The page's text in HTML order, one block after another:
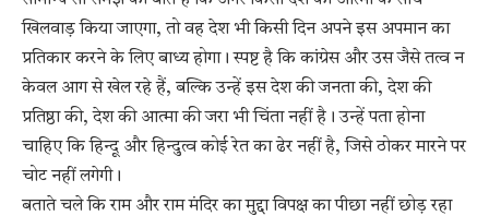
खिलवाड़ किया जाएगा, तो वह देश भी किसी दिन अपने इस अपमान का
प्रतिकार करने के लिए बाध्य होगा। स्पष्ट है कि कांग्रेस और उस जैसे तत्व न
केवल आग से खेल रहे हैं, बल्कि उन्हें इस देश की जनता की, देश की
प्रतिष्ठा की, देश की आत्मा की जरा भी चिंता नहीं है। उन्हें पता होना
चाहिए कि हिन्दू और हिन्दुत्व कोई रेत का ढेर नहीं है, जिसे ठोकर मारने पर
चोट नहीं लगेगी।
बताते चले कि राम और राम मंदिर का मुद्दा विपक्ष का पीछा नहीं छोड़ रहा